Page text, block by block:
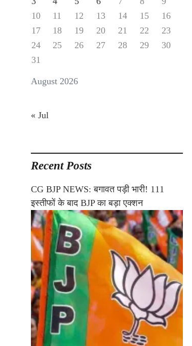
August 2026
10
11 12 13 14 15
16
17
18 19 20 21 22
23
24
25 26 27 28 29
30
31
« Jul
Recent Posts
CG BJP NEWS: बगावत पड़ी भारी! 111
इस्तीफों के बाद BJP का बड़ा एक्शन